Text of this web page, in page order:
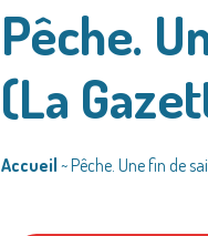
Pêche.
(La
Accueil ~Pêche. Une fin de